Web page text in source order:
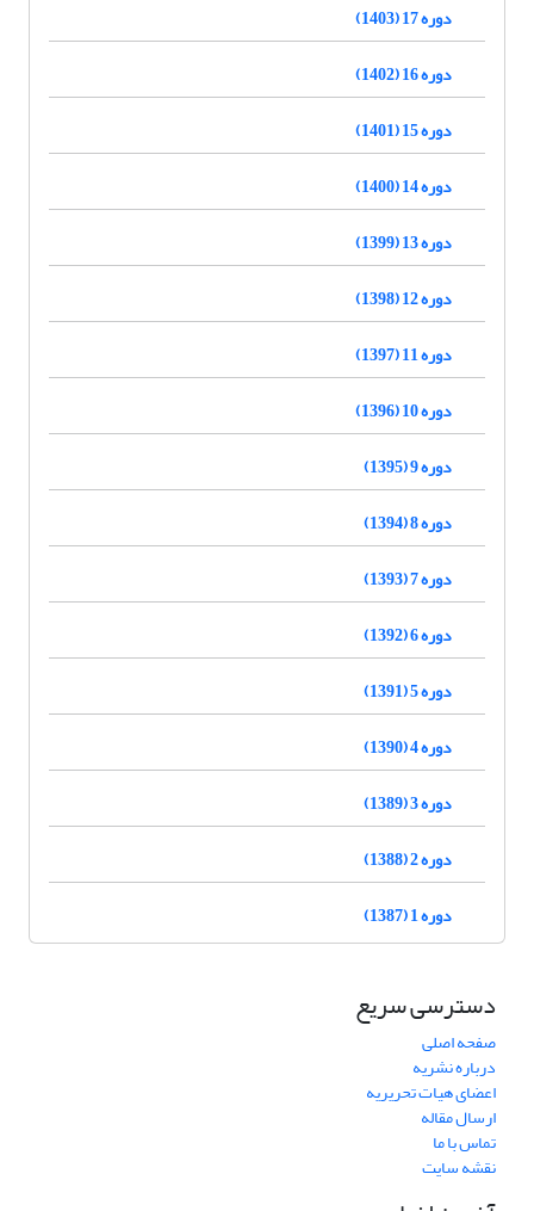
دوره 17 (1403)
دوره 16 (1402)
دوره 15 (1401)
دوره 14 (1400)
دوره 13 (1399)
دوره 12 (1398)
دوره 11 (1397)
دوره 10 (1396)
دوره 9 (1395)
دوره 8 (1394)
دوره 7 (1393)
دوره 6 (1392)
دوره 5 (1391)
دوره 4 (1390)
دوره 3 (1389)
دوره 2 (1388)
دوره 1 (1387)
دسترسی سریع
صفحه اصلی
درباره نشریه
اعضای هیات تحریریه
ارسال مقاله
تماس با ما
نقشه سایت